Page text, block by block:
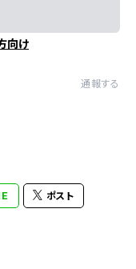
向け
通報する
ポスト